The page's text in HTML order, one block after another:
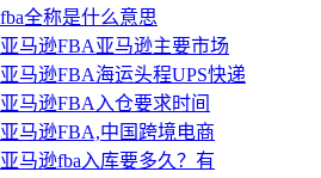
fba全称是什么意思
亚马逊FBA亚马逊主要市场
亚马逊FBA海运头程UPS快递
亚马逊FBA入仓要求时间
亚马逊FBA,中国跨境电商
亚马逊fba入库要多久？有